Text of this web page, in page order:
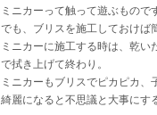
ミニカーって触って遊ぶもの
でも、ブリスを施工しておけば
ミニカーに施工する時は、乾
で拭き上げて終わり。
ミニカーもブリスでピカピカ
綺麗になると不思議と大事にす